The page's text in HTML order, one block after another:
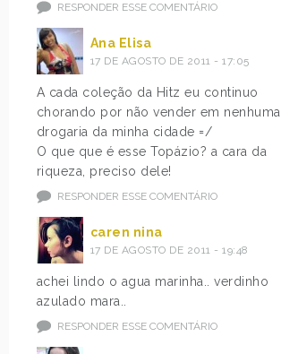
RESPONDER ESSE COMENTÁRIO
Ana Elisa
17 DE AGOSTO DE 2011 - 17:05
A cada coleção da Hitz eu continuo
chorando por não vender em nenhuma
drogaria da minha cidade =/
O que que é esse Topázio? a cara da
riqueza, preciso dele!
RESPONDER ESSE COMENTÁRIO
caren nina
17 DE AGOSTO DE 2011 - 19:48
achei lindo o agua marinha.. verdinho
azulado mara..
RESPONDER ESSE COMENTÁRIO